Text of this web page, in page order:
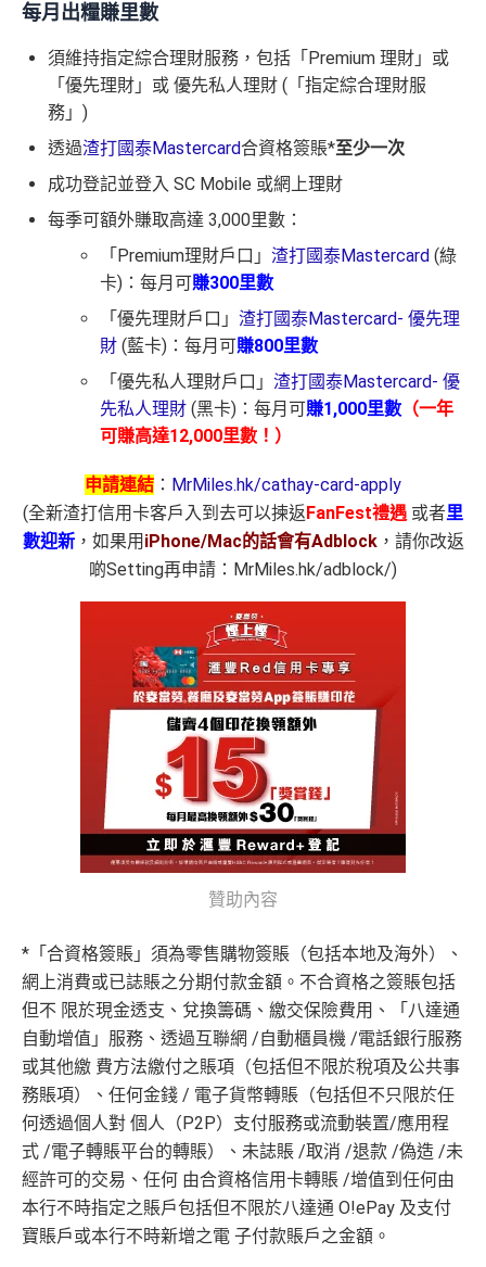
每月出糧賺里數
須維持指定綜合理財服務，包括「Premium 理財」或
「優先理財」或 優先私人理財 (「指定綜合理財服
務」)
透過渣打國泰Mastercard合資格簽賬*至少一次
成功登記並登入 SC Mobile 或網上理財
每季可額外賺取高達 3,000里數：
「Premium理財戶口」 渣打國泰Mastercard (綠
卡)：每月可賺300里數
「優先理財戶口」 渣打國泰Mastercard- 優先理
財 (藍卡)：每月可賺800里數
「優先私人理財戶口」 渣打國泰Mastercard- 優
先私人理財 (黑卡)：每月可賺1,000里數 （一年
可賺高達12,000里數！）
申請連結 ： MrMiles.hk/cathay-card-apply
(全新渣打信用卡客戶入到去可以揀返FanFest禮遇 或者里
數迎新，如果用 iPhone/Mac的話會有Adblock，請你改返
啲Setting再申請：MrMiles.hk/adblock/)
贊助內容
*「合資格簽賬」須為零售購物簽賬（包括本地及海外）、
網上消費或已誌賬之分期付款金額。不合資格之簽賬包括
但不 限於現金透支、兌換籌碼、繳交保險費用、「八達通
自動增值」服務、透過互聯網 /自動櫃員機 /電話銀行服務
或其他繳 費方法繳付之賬項（包括但不限於稅項及公共事
務賬項）、任何金錢 / 電子貨幣轉賬（包括但不只限於任
何透過個人對 個人（P2P）支付服務或流動裝置/應用程
式 /電子轉賬平台的轉賬）、未誌賬 /取消 /退款 /偽造 /未
經許可的交易、任何 由合資格信用卡轉賬 /增值到任何由
本行不時指定之賬戶包括但不限於八達通 O!ePay 及支付
寶賬戶或本行不時新增之電 子付款賬戶之金額。